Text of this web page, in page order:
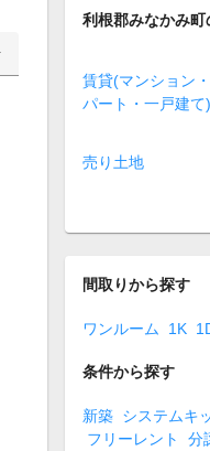
利根郡みなかみ
賃貸(マンション
パート・一戸建て)
売り土地
間取りから探す
ワンルーム 1K
条件から探す
新築 システムキ
フリーレント
分